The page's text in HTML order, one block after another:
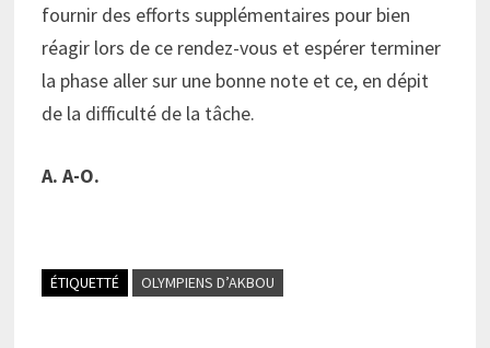
fournir des efforts supplémentaires pour bien
réagir lors de ce rendez-vous et espérer terminer
la phase aller sur une bonne note et ce, en dépit
de la difficulté de la tâche.
A. A-O.
ÉTIQUETTÉ OLYMPIENS D’AKBOU